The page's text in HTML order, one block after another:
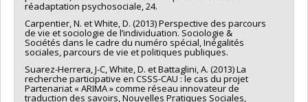
réadaptation psychosociale, 24.
Carpentier, N. et White, D. (2013) Perspective des parcours
de vie et sociologie de l’individuation. Sociologie &
Sociétés dans le cadre du numéro spécial, Inégalités
sociales, parcours de vie et politiques publiques.
Suarez-Herrera, J-C, White, D. et Battaglini, A. (2013) La
recherche participative en CSSS-CAU : le cas du projet
Partenariat « ARIMA » comme réseau innovateur de
traduction des savoirs, Nouvelles Pratiques Sociales,